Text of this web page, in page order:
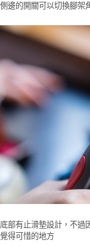
側邊的開關可以切換腳架
底部有止滑墊設計，不過
覺得可惜的地方